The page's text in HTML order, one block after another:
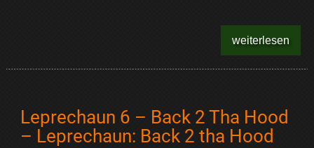
weiterlesen
Leprechaun 6 – Back 2 Tha Hood
– Leprechaun: Back 2 tha Hood